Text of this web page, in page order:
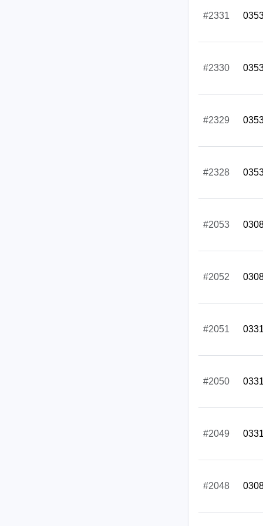
#2331
#2330
#2329
#2328
#2053
#2052
#2051
#2050
#2049
#2048